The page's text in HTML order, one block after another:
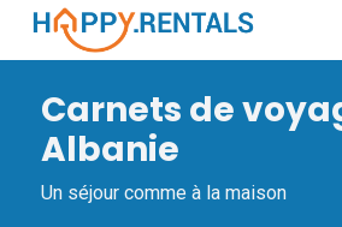
Carnets de
Albanie
Un séjour comme à la maison